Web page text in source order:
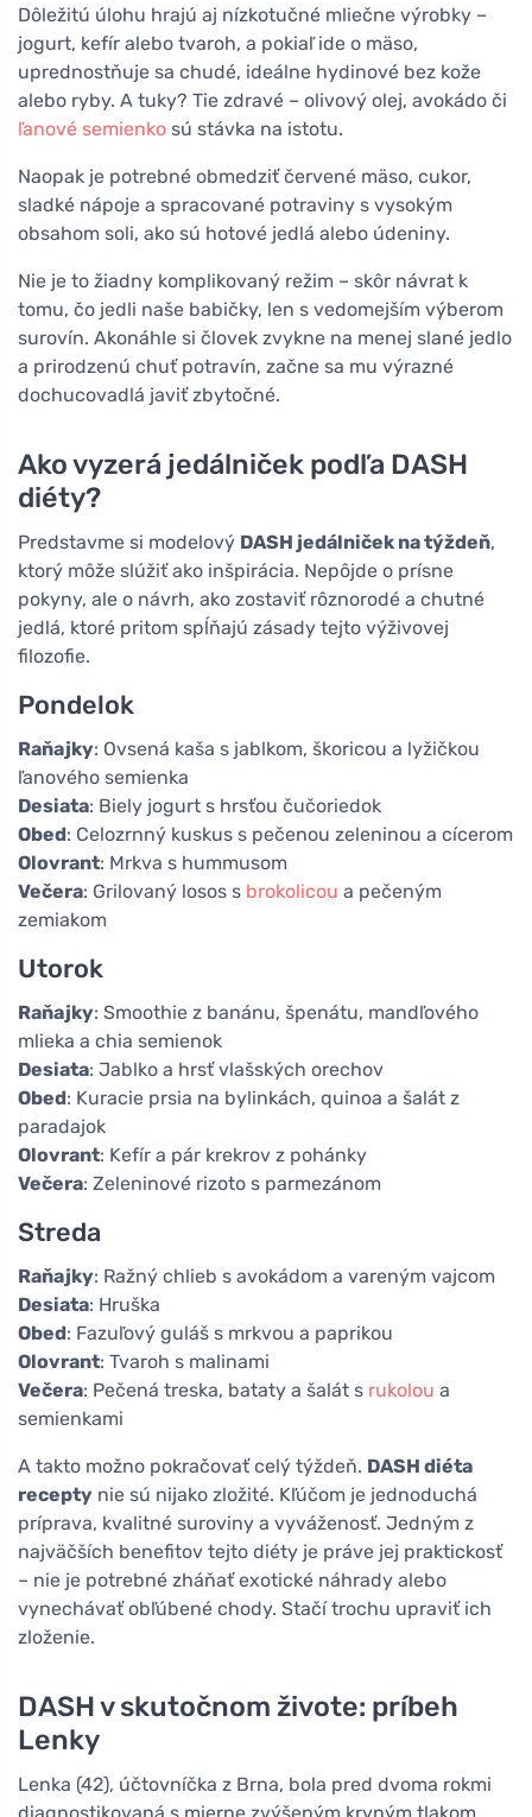
Dôležitú úlohu hrajú aj nízkotučné mliečne výrobky –
jogurt, kefír alebo tvaroh, a pokiaľ ide o mäso,
uprednostňuje sa chudé, ideálne hydinové bez kože
alebo ryby. A tuky? Tie zdravé – olivový olej, avokádo či
ľanové semienko sú stávka na istotu.
Naopak je potrebné obmedziť červené mäso, cukor,
sladké nápoje a spracované potraviny s vysokým
obsahom soli, ako sú hotové jedlá alebo údeniny.
Nie je to žiadny komplikovaný režim – skôr návrat k
tomu, čo jedli naše babičky, len s vedomejším výberom
surovín. Akonáhle si človek zvykne na menej slané jedlo
a prirodzenú chuť potravín, začne sa mu výrazné
dochucovadlá javiť zbytočné.
Ako vyzerá jedálniček podľa DASH
diéty?
Predstavme si modelový DASH jedálniček na týždeň,
ktorý môže slúžiť ako inšpirácia. Nepôjde o prísne
pokyny, ale o návrh, ako zostaviť rôznorodé a chutné
jedlá, ktoré pritom spĺňajú zásady tejto výživovej
filozofie.
Pondelok
Raňajky: Ovsená kaša s jablkom, škoricou a lyžičkou
ľanového semienka
Desiata: Biely jogurt s hrsťou čučoriedok
Obed: Celozrnný kuskus s pečenou zeleninou a cícerom
Olovrant: Mrkva s hummusom
Večera: Grilovaný losos s brokolicou a pečeným
zemiakom
Utorok
Raňajky: Smoothie z banánu, špenátu, mandľového
mlieka a chia semienok
Desiata: Jablko a hrsť vlašských orechov
Obed: Kuracie prsia na bylinkách, quinoa a šalát z
paradajok
Olovrant: Kefír a pár krekrov z pohánky
Večera: Zeleninové rizoto s parmezánom
Streda
Raňajky: Ražný chlieb s avokádom a vareným vajcom
Desiata: Hruška
Obed: Fazuľový guláš s mrkvou a paprikou
Olovrant: Tvaroh s malinami
Večera: Pečená treska, bataty a šalát s rukolou a
semienkami
A takto možno pokračovať celý týždeň. DASH diéta
recepty nie sú nijako zložité. Kľúčom je jednoduchá
príprava, kvalitné suroviny a vyváženosť. Jedným z
najväčších benefitov tejto diéty je práve jej praktickosť
– nie je potrebné zháňať exotické náhrady alebo
vynechávať obľúbené chody. Stačí trochu upraviť ich
zloženie.
DASH v skutočnom živote: príbeh
Lenky
Lenka (42), účtovníčka z Brna, bola pred dvoma rokmi